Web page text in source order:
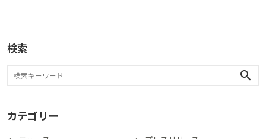
検索
search
カテゴリー